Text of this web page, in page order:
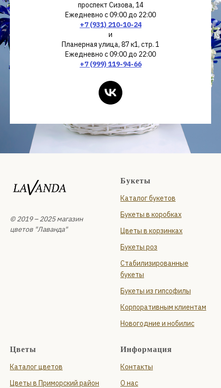
проспект Сизова, 14
Ежедневно с 09:00 до 22:00
+7 (931) 210-10-24
и
Планерная улица, 87 к1, стр. 1
Ежедневно с 09:00 до 22:00
+7 (999) 119-94-66
© 2019 – 2025 магазин
цветов "Лаванда"
Букеты
Каталог букетов
Букеты в коробках
Цветы в корзинках
Букеты роз
Стабилизированные
букеты
Букеты из гипсофилы
Корпоративным клиентам
Новогодние и нобилис
Цветы
Каталог цветов
Цветы в Приморский район
Информация
Контакты
О нас